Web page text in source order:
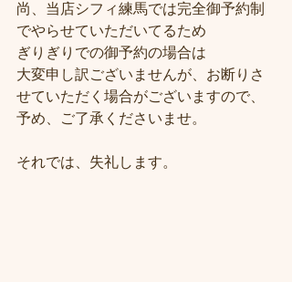
尚、当店シフィ練馬では完全御予約制
でやらせていただいてるため
ぎりぎりでの御予約の場合は
大変申し訳ございませんが、お断りさ
せていただく場合がございますので、
予め、ご了承くださいませ。
それでは、失礼します。